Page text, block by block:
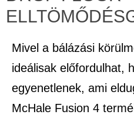
Mivel a bálázási
ideálisak előfordulhat,
egyenetlenek, ami
McHale Fusion 4